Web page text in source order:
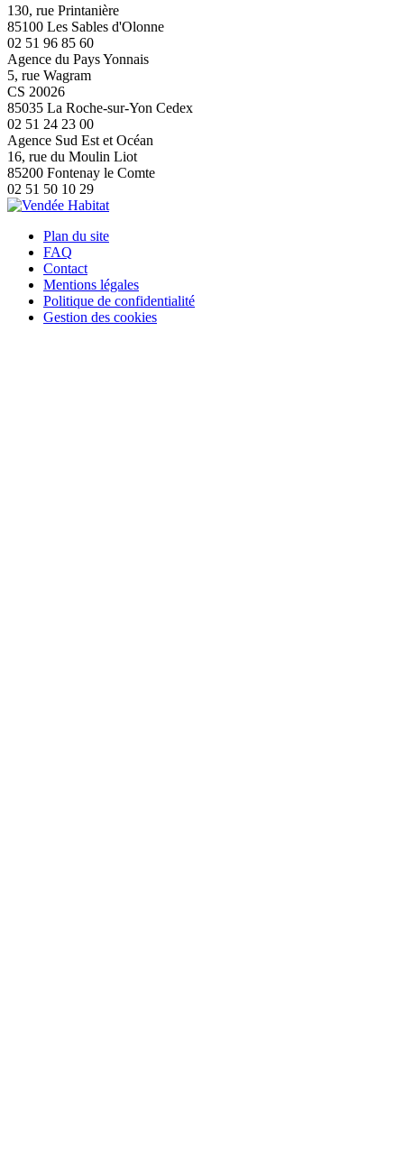
130, rue Printanière
85100 Les Sables d'Olonne
02 51 96 85 60
Agence du Pays Yonnais
5, rue Wagram
CS 20026
85035 La Roche-sur-Yon Cedex
02 51 24 23 00
Agence Sud Est et Océan
16, rue du Moulin Liot
85200 Fontenay le Comte
02 51 50 10 29
Plan du site
FAQ
Contact
Mentions légales
Politique de confidentialité
Gestion des cookies